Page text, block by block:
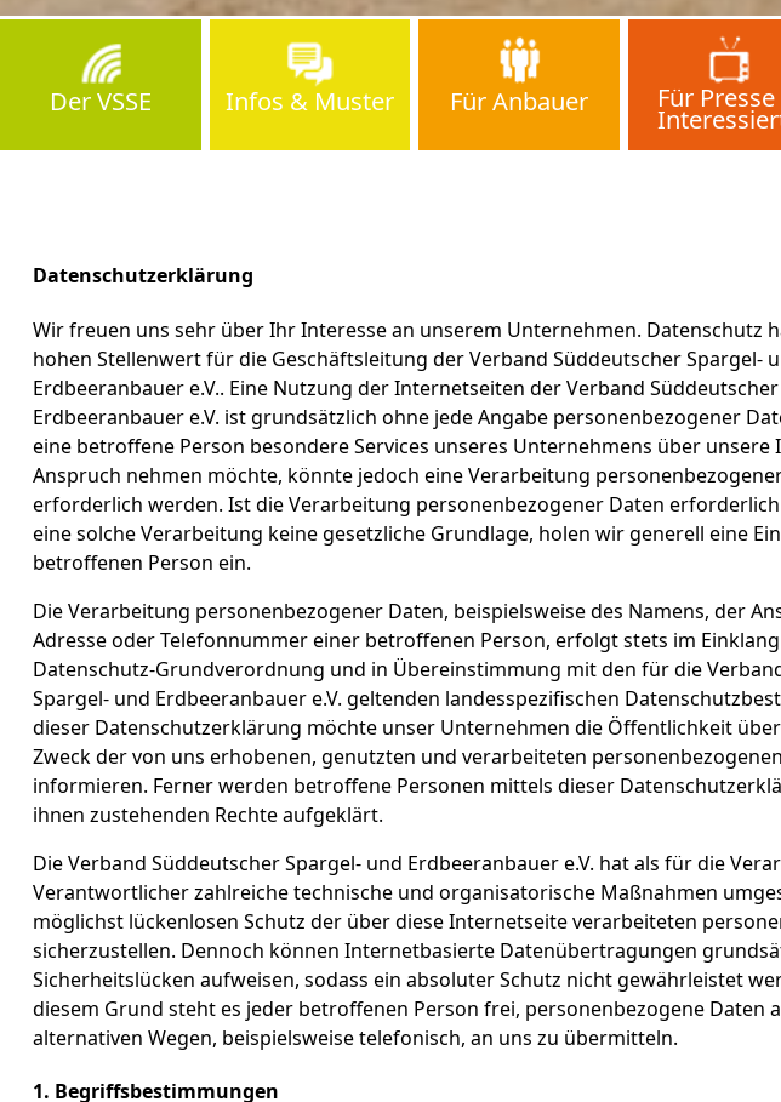
Der VSSE Infos & Muster Für Anbauer Für
Datenschutzerklärung
Wir freuen uns sehr über Ihr Interesse an unserem Unternehmen. Datenschutz
hohen Stellenwert für die Geschäftsleitung der Verband Süddeutscher Spargel-
Erdbeeranbauer e.V.. Eine Nutzung der Internetseiten der Verband
Erdbeeranbauer e.V. ist grundsätzlich ohne jede Angabe personenbezogener
eine betroffene Person besondere Services unseres Unternehmens über unsere
Anspruch nehmen möchte, könnte jedoch eine Verarbeitung
erforderlich werden. Ist die Verarbeitung personenbezogener Daten
eine solche Verarbeitung keine gesetzliche Grundlage, holen wir generell eine
betroffenen Person ein.
Die Verarbeitung personenbezogener Daten, beispielsweise des Namens, der
Adresse oder Telefonnummer einer betroffenen Person, erfolgt stets im
Datenschutz-Grundverordnung und in Übereinstimmung mit den für die
Spargel- und Erdbeeranbauer e.V. geltenden landesspezifischen
dieser Datenschutzerklärung möchte unser Unternehmen die Öffentlichkeit
Zweck der von uns erhobenen, genutzten und verarbeiteten
informieren. Ferner werden betroffene Personen mittels dieser
ihnen zustehenden Rechte aufgeklärt.
Die Verband Süddeutscher Spargel- und Erdbeeranbauer e.V. hat als für die
Verantwortlicher zahlreiche technische und organisatorische Maßnahmen
möglichst lückenlosen Schutz der über diese Internetseite verarbeiteten
sicherzustellen. Dennoch können Internetbasierte Datenübertragungen
Sicherheitslücken aufweisen, sodass ein absoluter Schutz nicht gewährleistet
diesem Grund steht es jeder betroffenen Person frei, personenbezogene Daten
alternativen Wegen, beispielsweise telefonisch, an uns zu übermitteln.
1. Begriffsbestimmungen